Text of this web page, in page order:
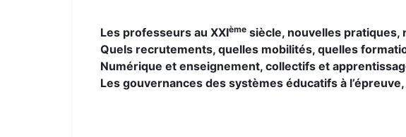
Les professeurs au XXIème siècle, nouvelles pratiques,
Quels recrutements, quelles mobilités, quelles
Numérique et enseignement, collectifs et
Les gouvernances des systèmes éducatifs à